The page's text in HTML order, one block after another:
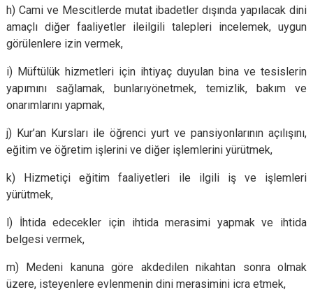
h) Cami ve Mescitlerde mutat ibadetler dışında yapılacak dini
amaçlı diğer faaliyetler ileilgili talepleri incelemek, uygun
görülenlere izin vermek,
i) Müftülük hizmetleri için ihtiyaç duyulan bina ve tesislerin
yapımını sağlamak, bunlarıyönetmek, temizlik, bakım ve
onarımlarını yapmak,
j) Kur’an Kursları ile öğrenci yurt ve pansiyonlarının açılışını,
eğitim ve öğretim işlerini ve diğer işlemlerini yürütmek,
k) Hizmetiçi eğitim faaliyetleri ile ilgili iş ve işlemleri
yürütmek,
l) İhtida edecekler için ihtida merasimi yapmak ve ihtida
belgesi vermek,
m) Medeni kanuna göre akdedilen nikahtan sonra olmak
üzere, isteyenlere evlenmenin dini merasimini icra etmek,